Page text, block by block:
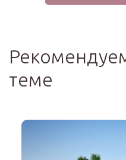
теме